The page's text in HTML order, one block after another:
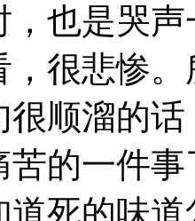
，也是哭
，很悲惨
顺溜的
苦的一件
道死的味道